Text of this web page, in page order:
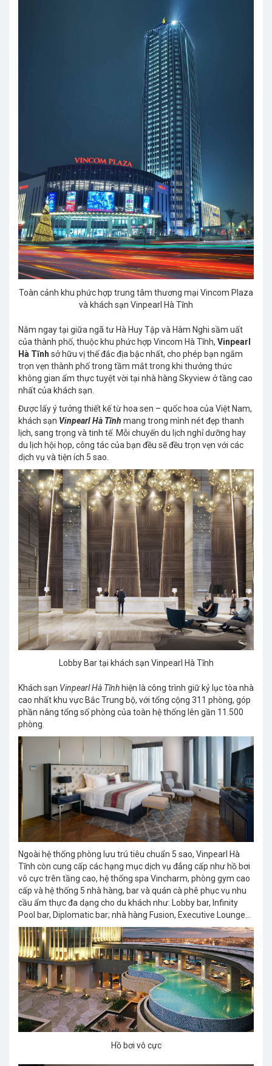
Toàn cảnh khu phức hợp trung tâm thương mại Vincom Plaza
và khách sạn Vinpearl Hà Tĩnh
Nằm ngay tại giữa ngã tư Hà Huy Tập và Hàm Nghi sầm uất
của thành phố, thuộc khu phức hợp Vincom Hà Tĩnh, Vinpearl
Hà Tĩnh sở hữu vị thế đắc địa bậc nhất, cho phép bạn ngắm
trọn vẹn thành phố trong tầm mắt trong khi thưởng thức
không gian ẩm thực tuyệt vời tại nhà hàng Skyview ở tầng cao
nhất của khách sạn.
Được lấy ý tưởng thiết kế từ hoa sen – quốc hoa của Việt Nam,
khách sạn Vinpearl Hà Tĩnh mang trong mình nét đẹp thanh
lịch, sang trọng và tinh tế. Mỗi chuyến du lịch nghỉ dưỡng hay
du lịch hội họp, công tác của bạn đều sẽ đều trọn vẹn với các
dịch vụ và tiện ích 5 sao.
Lobby Bar tại khách sạn Vinpearl Hà Tĩnh
Khách sạn Vinpearl Hà Tĩnh hiện là công trình giữ kỷ lục tòa nhà
cao nhất khu vực Bắc Trung bộ, với tổng cộng 311 phòng, góp
phần nâng tổng số phòng của toàn hệ thống lên gần 11.500
phòng.
Ngoài hệ thống phòng lưu trú tiêu chuẩn 5 sao, Vinpearl Hà
Tĩnh còn cung cấp các hạng mục dịch vụ đẳng cấp như hồ bơi
vô cực trên tầng cao, hệ thống spa Vincharm, phòng gym cao
cấp và hệ thống 5 nhà hàng, bar và quán cà phê phục vụ nhu
cầu ẩm thực đa dạng cho du khách như: Lobby bar, Infinity
Pool bar, Diplomatic bar; nhà hàng Fusion, Executive Lounge…
Hồ bơi vô cực